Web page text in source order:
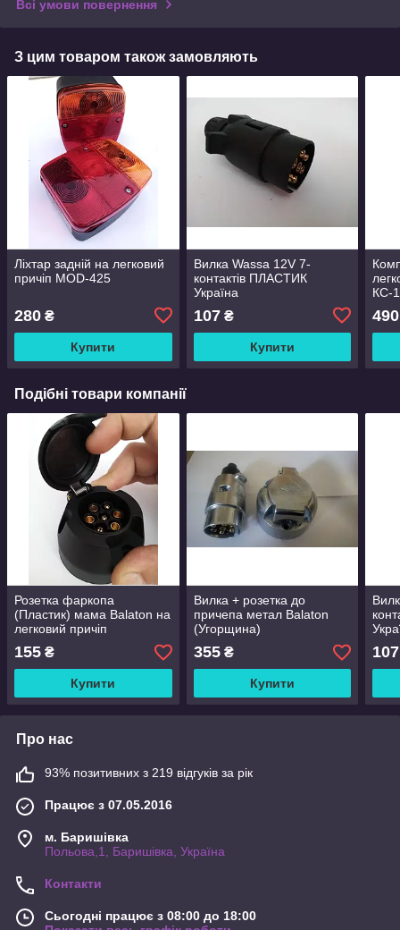
Всі умови повернення
З цим товаром також замовляють
Ліхтар задній на легковий
причіп MOD-425
280 ₴
Купити
Вилка Wassa 12V 7-
контактів ПЛАСТИК
Україна
107₴
Купити
КС-
490
Подібні товари компанії
Розетка фаркопа
(Пластик) мама Balaton на
легковий причіп
155 ₴
Купити
Вилка + розетка до
причепа метал Balaton
(Угорщина)
355₴
Купити
107
Про нас
93% позитивних з 219 відгуків за рік
Працює з 07.05.2016
м. Баришівка
Польова,1, Баришівка, Україна
Контакти
Сьогодні працює з 08:00 до 18:00